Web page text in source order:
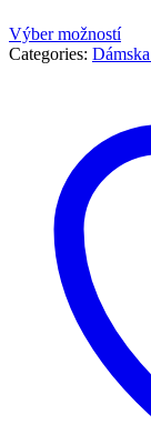
Výber možností
Categories: